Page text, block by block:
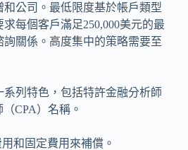
公司。最低限度基於帳戶類型
每個客戶滿足250,000美元的最
關係。高度集中的策略需要至
列特色，包括特許金融分析師
CPA）名稱。
和固定費用來補償。